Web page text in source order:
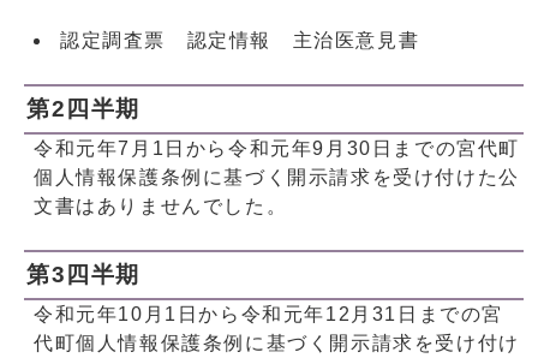
認定調査票 認定情報 主治医意見書
第2四半期
令和元年7月1日から令和元年9月30日までの宮代町
個人情報保護条例に基づく開示請求を受け付けた公
文書はありませんでした。
第3四半期
令和元年10月1日から令和元年12月31日までの宮
代町個人情報保護条例に基づく開示請求を受け付け